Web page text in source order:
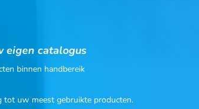
eigen catalogus
binnen handbereik
tot uw meest gebruikte producten.